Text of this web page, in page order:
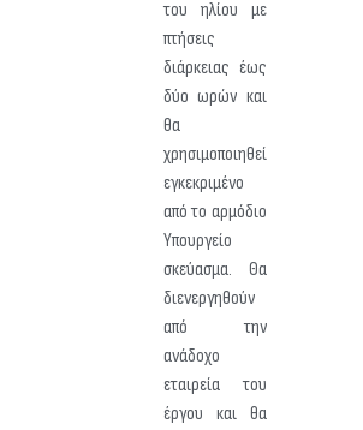
του ηλίου με
πτήσεις
διάρκειας έως
δύο ωρών και
θα
χρησιμοποιηθεί
εγκεκριμένο
από το αρμόδιο
Υπουργείο
σκεύασμα. Θα
διενεργηθούν
από την
ανάδοχο
εταιρεία του
έργου και θα